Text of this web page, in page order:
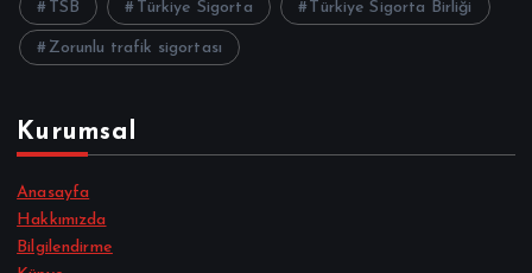
TSB Türkiye Sigorta Türkiye Sigorta Birliği
Zorunlu trafik sigortası
Kurumsal
Anasayfa
Hakkımızda
Bilgilendirme